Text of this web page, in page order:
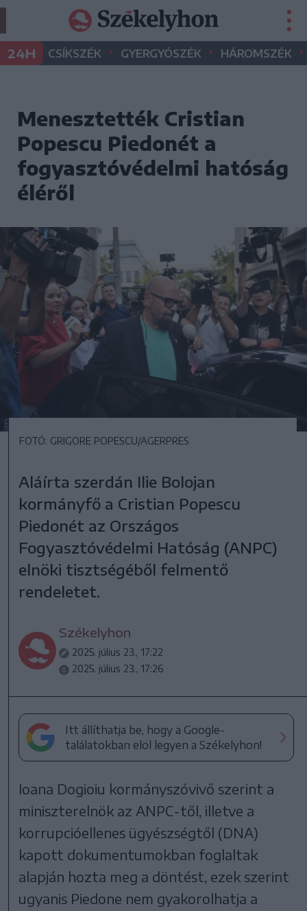
24H CSÍKSZÉK • GYERGYÓSZÉK • HÁROMSZÉK •
Menesztették Cristian
Popescu Piedonét a
fogyasztóvédelmi hatóság
éléről
FOTÓ: GRIGORE POPESCU/AGERPRES
Aláírta szerdán Ilie Bolojan
kormányfő a Cristian Popescu
Piedonét az Országos
Fogyasztóvédelmi Hatóság (ANPC)
elnöki tisztségéből felmentő
rendeletet.
Székelyhon
2025. július 23., 17:22
2025. július 23., 17:26
Itt állíthatja be, hogy a Google-
találatokban elöl legyen a Székelyhon!
Ioana Dogioiu kormányszóvivő szerint a
miniszterelnök az ANPC-től, illetve a
korrupcióellenes ügyészségtől (DNA)
kapott dokumentumokban foglaltak
alapján hozta meg a döntést, ezek szerint
ugyanis Piedone nem gyakorolhatja a